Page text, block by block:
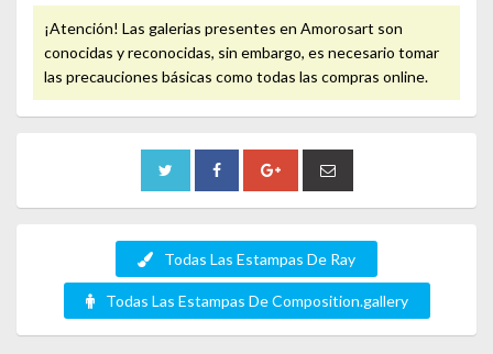
¡Atención! Las galerias presentes en Amorosart son
conocidas y reconocidas, sin embargo, es necesario tomar
las precauciones básicas como todas las compras online.
Todas Las Estampas De Ray
Todas Las Estampas De Composition.gallery